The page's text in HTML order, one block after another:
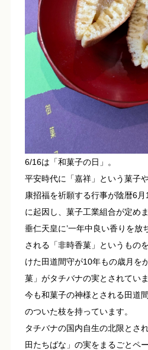
6/16は「和菓子の日」。
平安時代に「嘉祥」という菓子
康招福を祈願する行事が陰暦6
に起因し、菓子工業組合が定めま
垂仁天皇に’一年中良い香りを放
される「非時香菓」というもの
けた田道間守が10年もの歳月を
菓」がタチバナの実とされていま
今も和菓子の神様とされる田道
のついた枝を持っています。
タチバナの国内自生の北限とさ
田たちばな」の実をまるごとペ